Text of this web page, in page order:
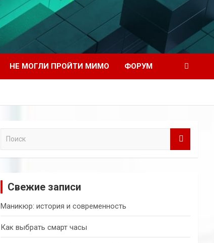
НЕ МОГЛИ ПРОЙТИ МИМО ФОРУМ
Свежие записи
Маникюр: история и современность
Как выбрать смарт часы